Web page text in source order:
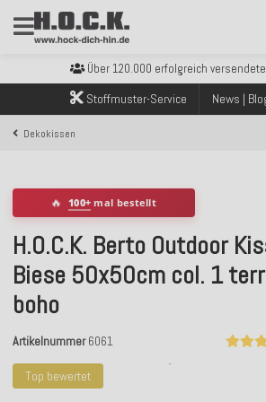
Kostenloser Versand innerhalb
Sicher bezahlen mit Klarna, PayPal
Kostenloser Versand innerhalb
Über 120.000 erfolgreich
Sicher bezahlen mit Klarna, PayPal
Kostenloser Versand innerhalb
Stoffmuster-Service News |
Dekokissen
Top bewertet
🔥 100+ mal bestellt
H.O.C.K. Berto Outdoor
Biese 50x50cm col. 1
boho
Artikelnummer 6061